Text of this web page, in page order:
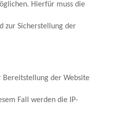
Hierfür muss die
zur Sicherstellung der
Bereitstellung der Website
Fall werden die IP-